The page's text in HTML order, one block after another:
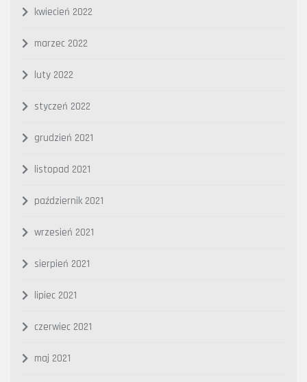
kwiecień 2022
marzec 2022
luty 2022
styczeń 2022
grudzień 2021
listopad 2021
październik 2021
wrzesień 2021
sierpień 2021
lipiec 2021
czerwiec 2021
maj 2021